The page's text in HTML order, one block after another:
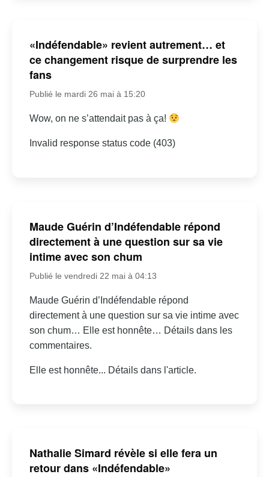
«Indéfendable» revient autrement… et
ce changement risque de surprendre les
fans
Publié le mardi 26 mai à 15:20
Wow, on ne s’attendait pas à ça!
Invalid response status code (403)
Maude Guérin d’Indéfendable répond
directement à une question sur sa vie
intime avec son chum
Publié le vendredi 22 mai à 04:13
Maude Guérin d’Indéfendable répond
directement à une question sur sa vie intime avec
son chum… Elle est honnête… Détails dans les
commentaires.
Elle est honnête... Détails dans l'article.
Nathalie Simard révèle si elle fera un
retour dans «Indéfendable»